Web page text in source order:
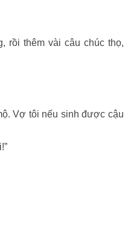
rồi thêm vài câu chúc thọ,
Vợ tôi nếu sinh được cậu